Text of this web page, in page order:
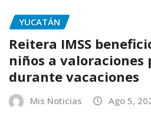
YUCATÁN
Reitera IMSS
niños a valoraciones
durante vacaciones
Mis Noticias Ago 5,